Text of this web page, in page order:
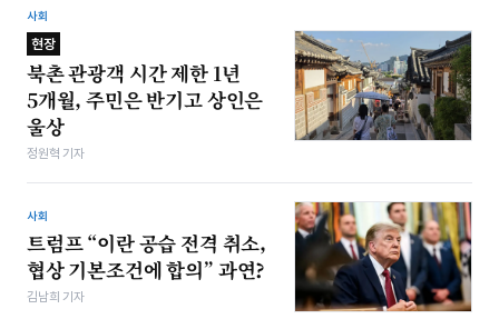
사회
현장
북촌 관광객 시간 제한 1년
5개월, 주민은 반기고 상인은
울상
정원혁 기자
사회
트럼프 “이란 공습 전격 취소,
협상 기본조건에 합의” 과연?
김남희 기자